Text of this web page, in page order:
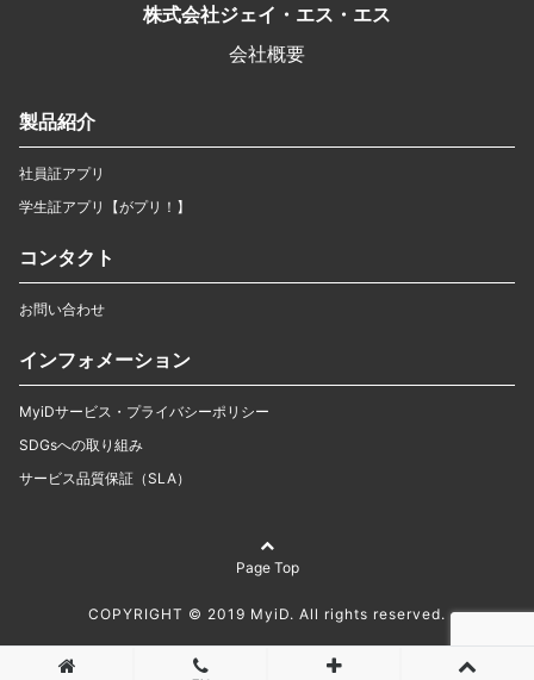
株式会社ジェイ・エス・エス
会社概要
製品紹介
社員証アプリ
学生証アプリ【がプリ！】
コンタクト
お問い合わせ
インフォメーション
MyiDサービス・プライバシーポリシー
SDGsへの取り組み
サービス品質保証（SLA）
Page Top
COPYRIGHT © 2019 MyiD. All rights reserved.